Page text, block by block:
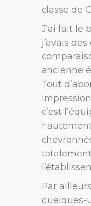
classe de
J’ai fait le
j’avais
ancienne
Tout
c’est
Par
quelques-